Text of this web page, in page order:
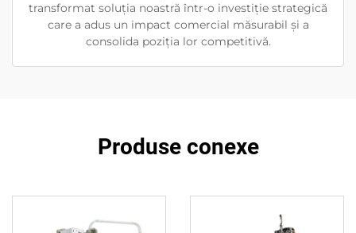
transformat soluția noastră într-o investiție strategică
care a adus un impact comercial măsurabil și a
consolida poziția lor competitivă.
Produse conexe